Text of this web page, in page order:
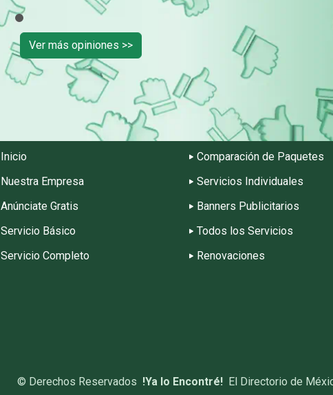
Ver más opiniones >>
Inicio
Nuestra Empresa
Anúnciate Gratis
Servicio Básico
Servicio Completo
Comparación de Paquetes
Servicios Individuales
Banners Publicitarios
Todos los Servicios
Renovaciones
© Derechos Reservados !Ya lo Encontré! El Directorio de